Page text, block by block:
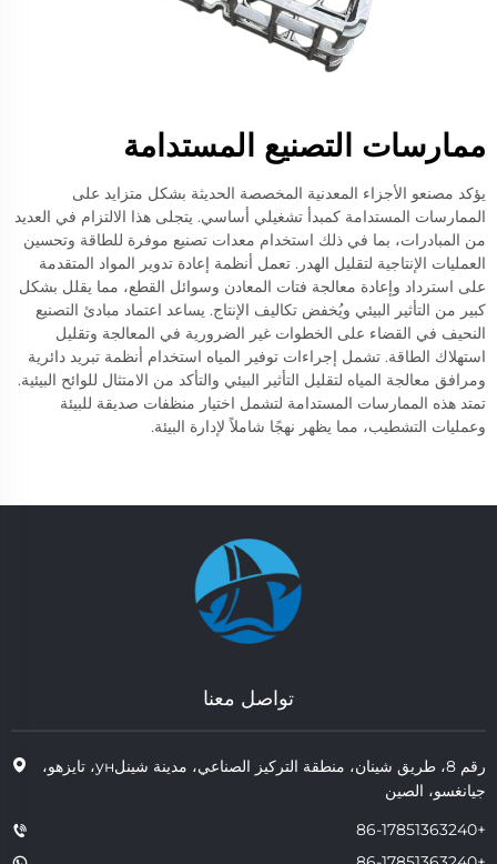
ممارسات التصنيع المستدامة
يؤكد مصنعو الأجزاء المعدنية المخصصة الحديثة بشكل متزايد على
الممارسات المستدامة كمبدأ تشغيلي أساسي. يتجلى هذا الالتزام في العديد
من المبادرات، بما في ذلك استخدام معدات تصنيع موفرة للطاقة وتحسين
العمليات الإنتاجية لتقليل الهدر. تعمل أنظمة إعادة تدوير المواد المتقدمة
على استرداد وإعادة معالجة فتات المعادن وسوائل القطع، مما يقلل بشكل
كبير من التأثير البيئي ويُخفض تكاليف الإنتاج. يساعد اعتماد مبادئ التصنيع
النحيف في القضاء على الخطوات غير الضرورية في المعالجة وتقليل
استهلاك الطاقة. تشمل إجراءات توفير المياه استخدام أنظمة تبريد دائرية
ومرافق معالجة المياه لتقليل التأثير البيئي والتأكد من الامتثال للوائح البيئية.
تمتد هذه الممارسات المستدامة لتشمل اختيار منظفات صديقة للبيئة
وعمليات التشطيب، مما يظهر نهجًا شاملاً لإدارة البيئة.
تواصل معنا
رقم 8، طريق شينان، منطقة التركيز الصناعي، مدينة شينلун، تايزهو،
جيانغسو، الصين
+86-17851363240